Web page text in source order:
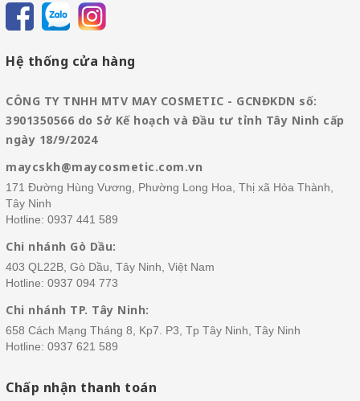
Hệ thống cửa hàng
CÔNG TY TNHH MTV MAY COSMETIC - GCNĐKDN số:
3901350566 do Sở Kế hoạch và Đầu tư tỉnh Tây Ninh cấp
ngày 18/9/2024
maycskh@maycosmetic.com.vn
171 Đường Hùng Vương, Phường Long Hoa, Thị xã Hòa Thành,
Tây Ninh
Hotline: 0937 441 589
Chi nhánh Gò Dầu:
403 QL22B, Gò Dầu, Tây Ninh, Việt Nam
Hotline: 0937 094 773
Chi nhánh TP. Tây Ninh:
658 Cách Mạng Tháng 8, Kp7. P3, Tp Tây Ninh, Tây Ninh
Hotline: 0937 621 589
Chấp nhận thanh toán